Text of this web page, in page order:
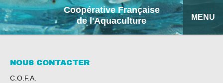
Coopérative Française
de l'Aquaculture
MENU
NOUS CONTACTER
C.O.F.A.